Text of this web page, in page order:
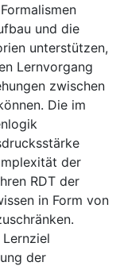
und die
unterstützen,
Lernvorgang
zwischen
Die im
der
RDT der
in Form von
der